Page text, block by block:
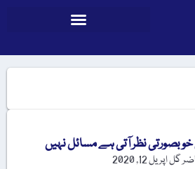
نظر آتی ہے مسائل نہیں
گلاپریل 12, 2020